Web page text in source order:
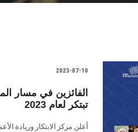
2023-07-10
الفائزين في مسار
تبتكر لعام 2023
أعلن مركز الابتكار وريادة